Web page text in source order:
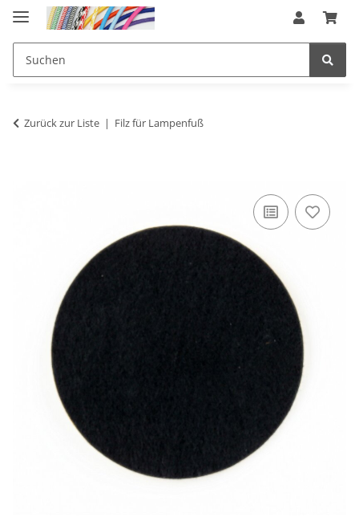
Zurück zur Liste Filz für Lampenfuß